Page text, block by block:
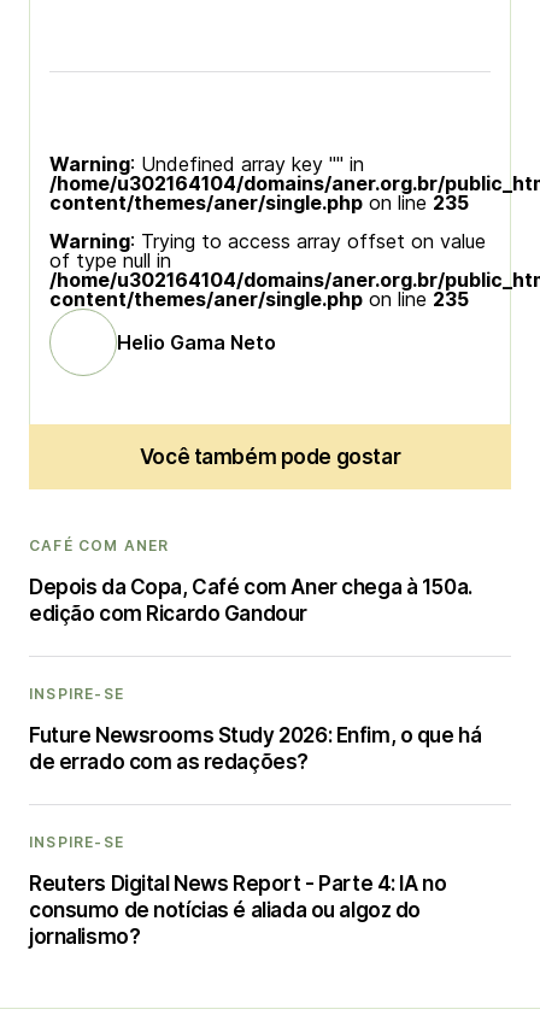
Warning: Undefined array key "" in
/home/u302164104/domains/aner.org.br/
content/themes/aner/single.php on line 235
Warning: Trying to access array offset on value
of type null in
/home/u302164104/domains/aner.org.br/
content/themes/aner/single.php on line 235
Helio Gama Neto
Você também pode gostar
CAFÉ COM ANER
Depois da Copa, Café com Aner chega à 150a.
edição com Ricardo Gandour
INSPIRE-SE
Future Newsrooms Study 2026: Enfim, o que há
de errado com as redações?
INSPIRE-SE
Reuters Digital News Report - Parte 4: IA no
consumo de notícias é aliada ou algoz do
jornalismo?